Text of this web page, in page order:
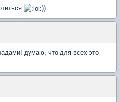
))
думаю, что для всех это